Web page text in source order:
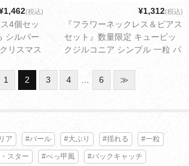
(税込)
4個セッ
シルバー
リスマス
ット配
¥1,312(税込)
『フラワーネックレス＆ピアス
セット』数量限定 キュービッ
クジルコニア シンプル 一粒 パ
ト ギフト レディース アクセサ
1 2 3 4 6 ≫
ア #パール #大ぶり #揺れる #一粒
スター #べっ甲風 #バックキャッチ